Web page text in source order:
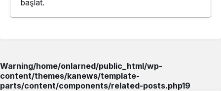
başlat.
Warning/home/onlarned/public_html/wp-
content/themes/kanews/template-
parts/content/components/related-posts.php19